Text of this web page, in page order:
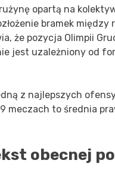
opartą na
bramek między
że pozycja Olimpii
jest uzależniony od
z najlepszych
meczach to średnia
obecnej